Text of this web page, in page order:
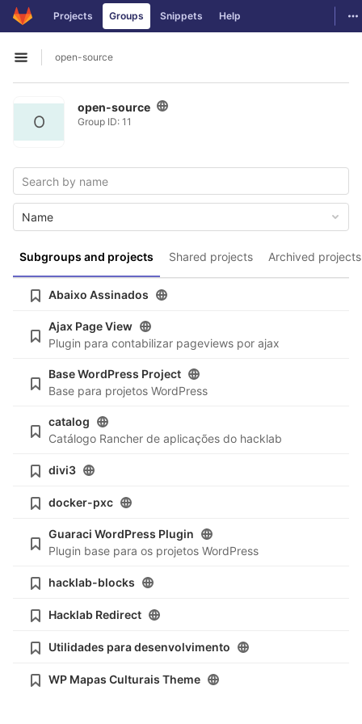
Skip to content
GitLab Projects Groups Snippets Help
Open sidebar
open-source
O
open-source
Group ID: 11
Subgroups and projects Shared projects Archived projects
Name
Abaixo Assinados
Ajax Page View
Plugin para contabilizar pageviews por ajax
Base WordPress Project
Base para projetos WordPress
catalog
Catálogo Rancher de aplicações do hacklab
divi3
docker-pxc
Guaraci WordPress Plugin
Plugin base para os projetos WordPress
hacklab-blocks
Hacklab Redirect
Utilidades para desenvolvimento
WP Mapas Culturais Theme